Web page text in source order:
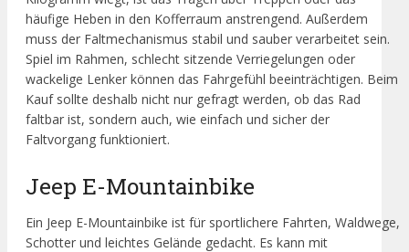
häufige Heben in den Kofferraum anstrengend. Außerdem
muss der Faltmechanismus stabil und sauber verarbeitet sein.
Spiel im Rahmen, schlecht sitzende Verriegelungen oder
wackelige Lenker können das Fahrgefühl beeinträchtigen. Beim
Kauf sollte deshalb nicht nur gefragt werden, ob das Rad
faltbar ist, sondern auch, wie einfach und sicher der
Faltvorgang funktioniert.
Jeep E-Mountainbike
Ein Jeep E-Mountainbike ist für sportlichere Fahrten, Waldwege,
Schotter und leichtes Gelände gedacht. Es kann mit